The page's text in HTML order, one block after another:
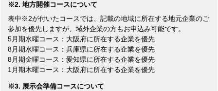
※2. 地方開催コースについて
表中※2が付いたコースでは、記載の地域に所在する地元企業のご
参加を優先しますが、域外企業の方もお申込み可能です。
5月期水曜コース：大阪府に所在する企業を優先
8月期水曜コース：兵庫県に所在する企業を優先
8月期金曜コース：愛知県に所在する企業を優先
1月期木曜コース：大阪府に所在する企業を優先
※3. 展示会準備コースについて